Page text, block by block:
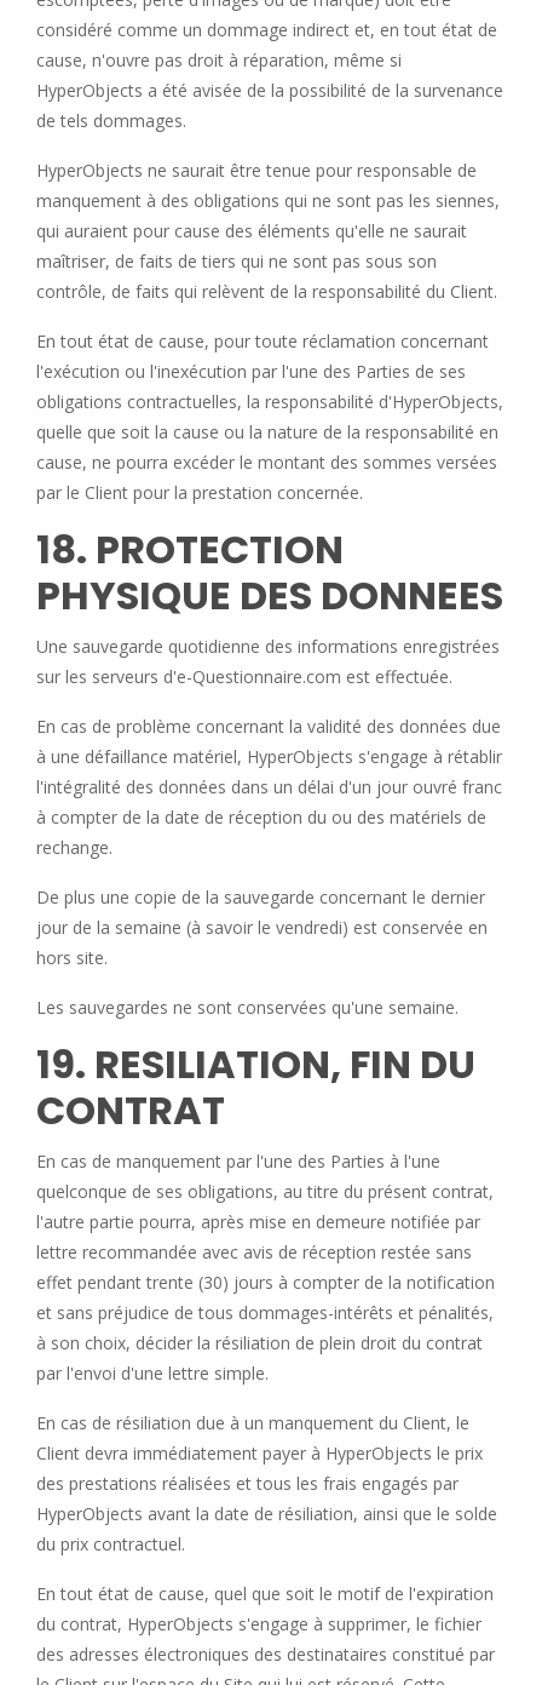
considéré comme un dommage indirect et, en tout état de
cause, n'ouvre pas droit à réparation, même si
HyperObjects a été avisée de la possibilité de la survenance
de tels dommages.
HyperObjects ne saurait être tenue pour responsable de
manquement à des obligations qui ne sont pas les siennes,
qui auraient pour cause des éléments qu'elle ne saurait
maîtriser, de faits de tiers qui ne sont pas sous son
contrôle, de faits qui relèvent de la responsabilité du Client.
En tout état de cause, pour toute réclamation concernant
l'exécution ou l'inexécution par l'une des Parties de ses
obligations contractuelles, la responsabilité d'HyperObjects,
quelle que soit la cause ou la nature de la responsabilité en
cause, ne pourra excéder le montant des sommes versées
par le Client pour la prestation concernée.
18. PROTECTION
PHYSIQUE DES DONNEES
Une sauvegarde quotidienne des informations enregistrées
sur les serveurs d'e-Questionnaire.com est effectuée.
En cas de problème concernant la validité des données due
à une défaillance matériel, HyperObjects s'engage à rétablir
l'intégralité des données dans un délai d'un jour ouvré franc
à compter de la date de réception du ou des matériels de
rechange.
De plus une copie de la sauvegarde concernant le dernier
jour de la semaine (à savoir le vendredi) est conservée en
hors site.
Les sauvegardes ne sont conservées qu'une semaine.
19. RESILIATION, FIN DU
CONTRAT
En cas de manquement par l'une des Parties à l'une
quelconque de ses obligations, au titre du présent contrat,
l'autre partie pourra, après mise en demeure notifiée par
lettre recommandée avec avis de réception restée sans
effet pendant trente (30) jours à compter de la notification
et sans préjudice de tous dommages-intérêts et pénalités,
à son choix, décider la résiliation de plein droit du contrat
par l'envoi d'une lettre simple.
En cas de résiliation due à un manquement du Client, le
Client devra immédiatement payer à HyperObjects le prix
des prestations réalisées et tous les frais engagés par
HyperObjects avant la date de résiliation, ainsi que le solde
du prix contractuel.
En tout état de cause, quel que soit le motif de l'expiration
du contrat, HyperObjects s'engage à supprimer, le fichier
des adresses électroniques des destinataires constitué par